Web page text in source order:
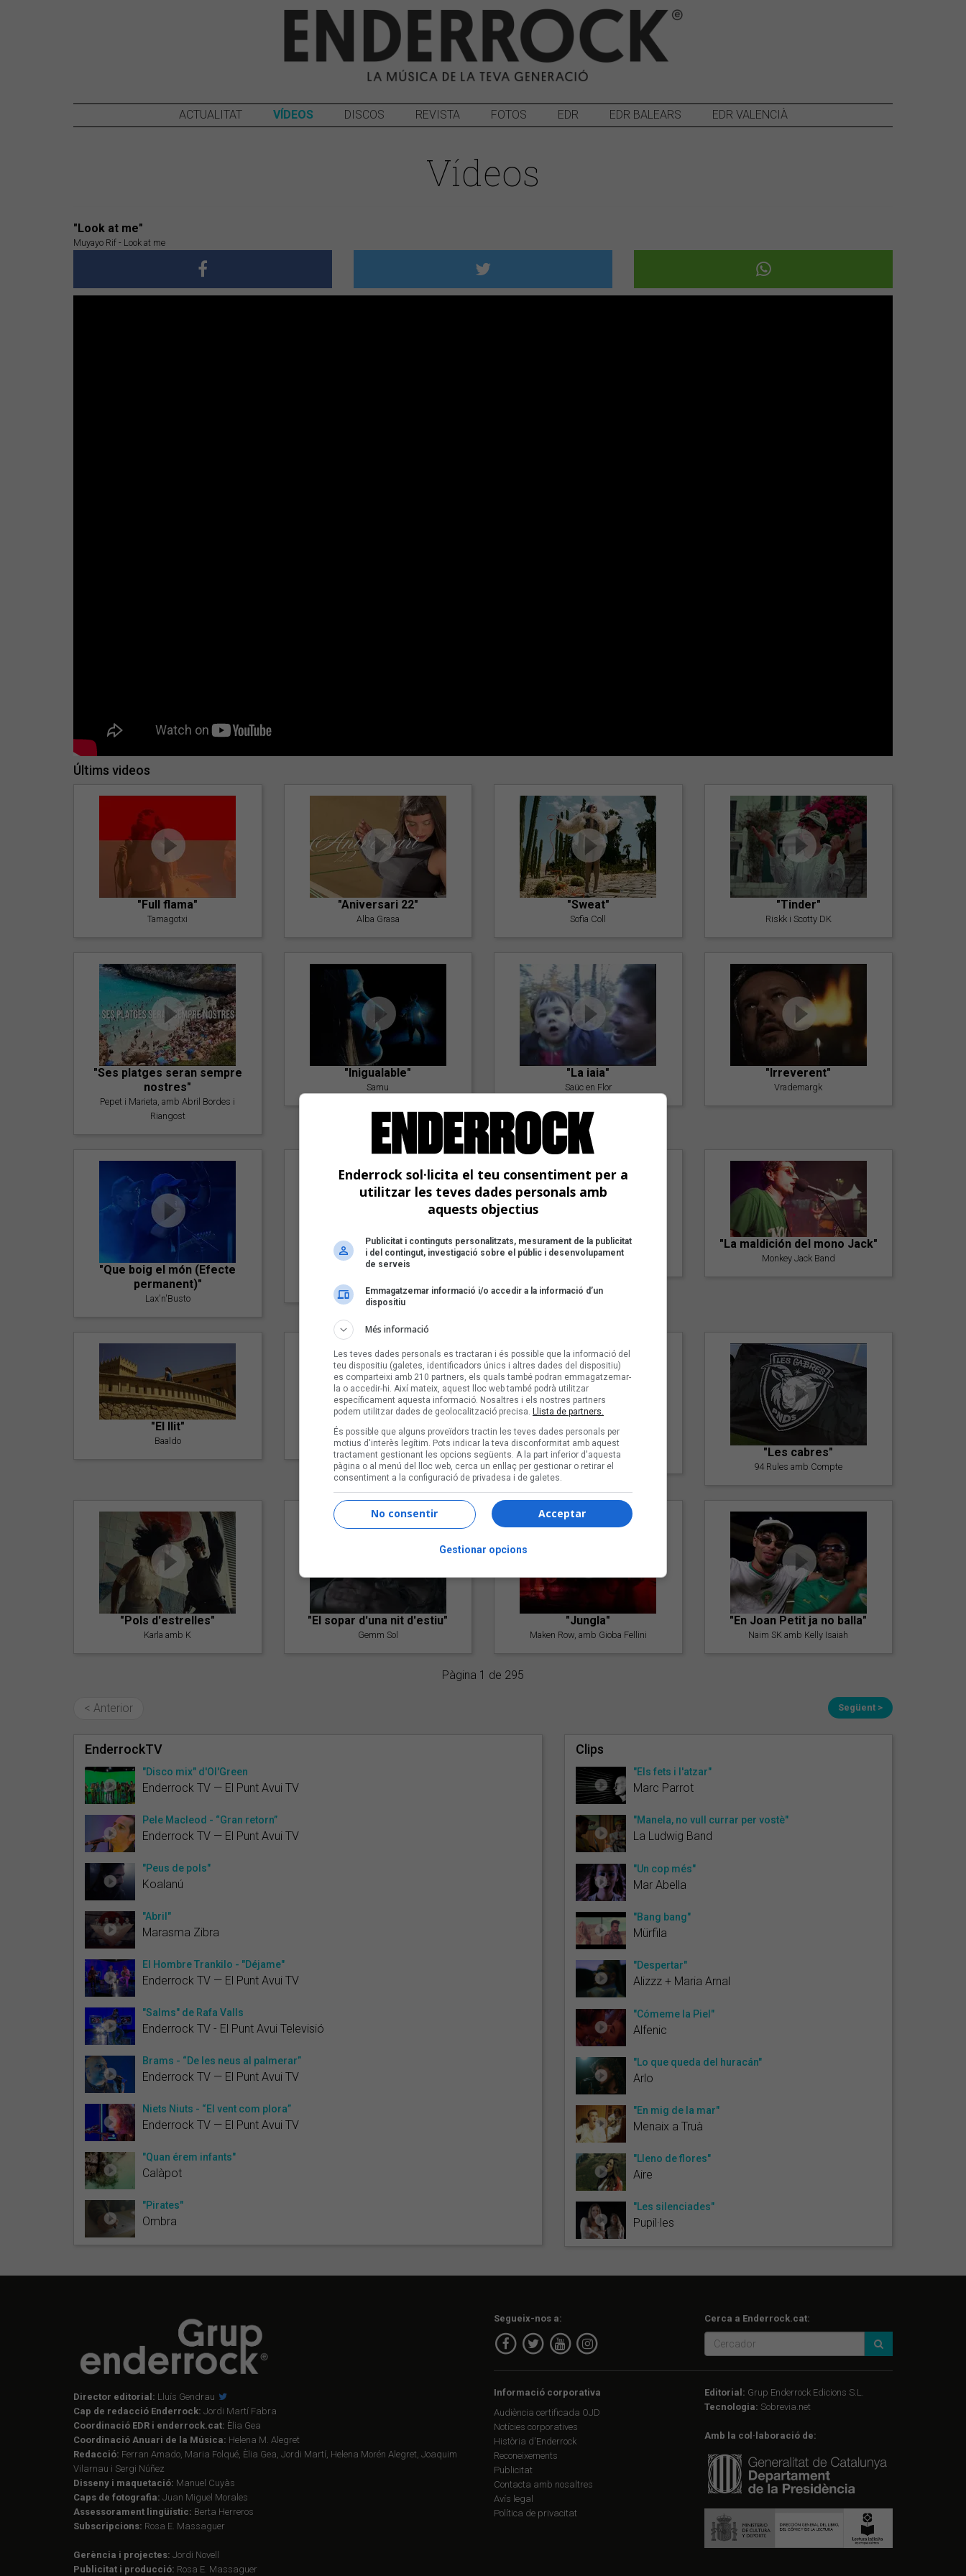
ACTUALITAT VÍDEOS DISCOS REVISTA FOTOS EDR EDR BALEARS EDR VALENCIÀ
Vídeos
"Look at me"
Muyayo Rif - Look at me
Últims videos
"Full flama"
Tamagotxi
"Aniversari 22"
Alba Grasa
"Sweat"
Sofia Coll
"Tinder"
Riskk i Scotty DK
"Ses platges seran sempre
nostres"
Pepet i Marieta, amb Abril Bordes i
Riangost
"Inigualable"
Samu
"La iaia"
Saüc en Flor
"Irreverent"
Vrademargk
"Que boig el món (Efecte
permanent)"
Lax'n'Busto
"Amb tu"
"Postlude To A Kiss"
Goran Levi
"La maldición del mono Jack"
Monkey Jack Band
"El llit"
Baaldo
"Lo bueno y lo malo"
Carmen y María
"Posidònia"
Pep Álvarez amb Joan Muntaner
(Xanguito)
"Les cabres"
94 Rules amb Compte
"Pols d'estrelles"
Karla amb K
"El sopar d'una nit d'estiu"
Gemm Sol
"Jungla"
Maken Row, amb Gioba Fellini
"En Joan Petit ja no balla"
Naim SK amb Kelly Isaiah
Pàgina 1 de 295
< Anterior Següent >
EnderrockTV
"Disco mix" d'Ol'Green
Enderrock TV — El Punt Avui TV
Pele Macleod - “Gran retorn”
Enderrock TV — El Punt Avui TV
"Peus de pols"
Koalanú
"Abril"
Marasma Zibra
El Hombre Trankilo - "Déjame"
Enderrock TV — El Punt Avui TV
"Salms" de Rafa Valls
Enderrock TV - El Punt Avui Televisió
Brams - “De les neus al palmerar”
Enderrock TV — El Punt Avui TV
Niets Niuts - “El vent com plora”
Enderrock TV — El Punt Avui TV
"Quan érem infants"
Calàpot
"Pirates"
Ombra
Clips
"Els fets i l'atzar"
Marc Parrot
"Manela, no vull currar per vostè"
La Ludwig Band
"Un cop més"
Mar Abella
"Bang bang"
Mürfila
"Despertar"
Alizzz + Maria Arnal
"Cómeme la Piel"
Alfenic
"Lo que queda del huracán"
Arlo
"En mig de la mar"
Menaix a Truà
"Lleno de flores"
Aire
"Les silenciades"
Pupil·les
Director editorial: Lluís Gendrau
Cap de redacció Enderrock: Jordi Martí Fabra
Coordinació EDR i enderrock.cat: Èlia Gea
Coordinació Anuari de la Música: Helena M. Alegret
Redacció: Ferran Amado, Maria Folqué, Èlia Gea, Jordi Martí, Helena Morén Alegret, Joaquim
Vilarnau i Sergi Núñez
Disseny i maquetació: Manuel Cuyàs
Caps de fotografia: Juan Miguel Morales
Assessorament lingüístic: Berta Herreros
Subscripcions: Rosa E. Massaguer
Gerència i projectes: Jordi Novell
Publicitat i producció: Rosa E. Massaguer
Segueix-nos a: Cerca a Enderrock.cat:
Informació corporativa
Audiència certificada OJD
Notícies corporatives
Història d'Enderrock
Reconeixements
Publicitat
Contacta amb nosaltres
Avís legal
Política de privacitat
Editorial: Grup Enderrock Edicions S.L.
Tecnologia: Sobrevia.net
Amb la col·laboració de:
Enderrock sol·licita el teu consentiment per a
utilitzar les teves dades personals amb
aquests objectius
Publicitat i continguts personalitzats, mesurament de la publicitat
i del contingut, investigació sobre el públic i desenvolupament
de serveis
Emmagatzemar informació i/o accedir a la informació d’un
dispositiu
Més informació
Les teves dades personals es tractaran i és possible que la informació del
teu dispositiu (galetes, identificadors únics i altres dades del dispositiu)
es comparteixi amb 210 partners, els quals també podran emmagatzemar-
la o accedir-hi. Així mateix, aquest lloc web també podrà utilitzar
específicament aquesta informació. Nosaltres i els nostres partners
podem utilitzar dades de geolocalització precisa. Llista de partners.
És possible que alguns proveïdors tractin les teves dades personals per
motius d'interès legítim. Pots indicar la teva disconformitat amb aquest
tractament gestionant les opcions següents. A la part inferior d'aquesta
pàgina o al menú del lloc web, cerca un enllaç per gestionar o retirar el
consentiment a la configuració de privadesa i de galetes.
Acceptar
No consentir
Gestionar opcions